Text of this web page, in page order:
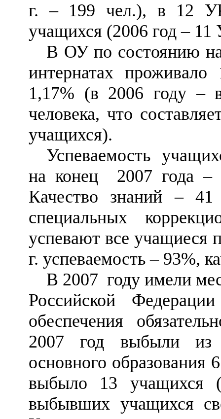
г.–199 чел.), в 12
учащихся (2006 год–11
В ОУ по состоянию
интернатах
1,17% (в 2006 году–в
человека, что
учащихся).
Успеваемость
на конец 2007 года–
Качество знаний–41
специальных
успевают все учащиеся
г. успеваемость–93%,
В 2007 году имели
Российской
обеспечения
2007 год выбыли из
основного образования
выбыло 13 учащихся
выбывших учащихся